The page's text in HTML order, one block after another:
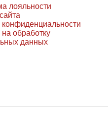
лояльности
конфиденциальности
обработку
данных